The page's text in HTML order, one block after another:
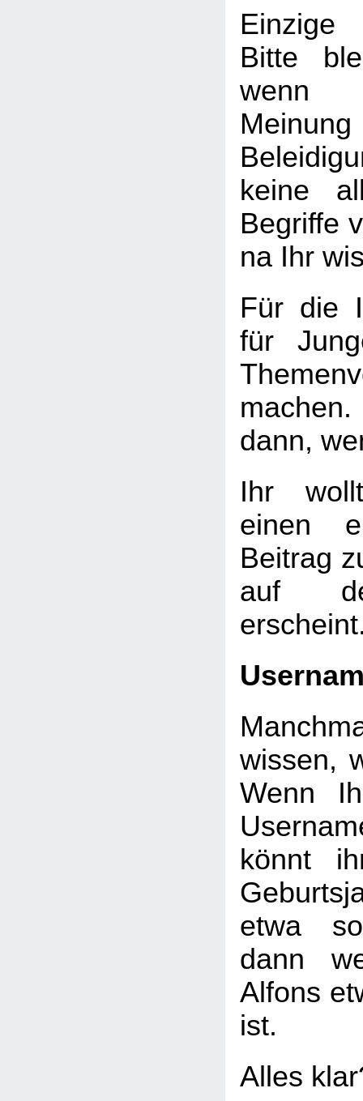
Bitte
wenn
keine
Begriffe
na Ihr
Für die
für
dann,
Ihr
einen
Beitrag
auf
wissen,
Wenn
könnt
etwa
dann
Alfons
ist.
Alles